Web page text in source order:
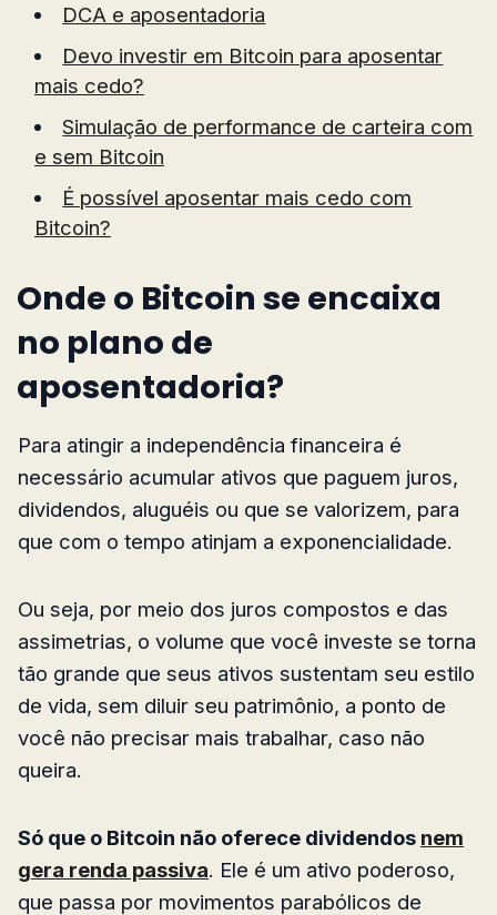
DCA e aposentadoria
Devo investir em Bitcoin para aposentar
mais cedo?
Simulação de performance de carteira com
e sem Bitcoin
É possível aposentar mais cedo com
Bitcoin?
Onde o Bitcoin se encaixa
no plano de
aposentadoria?
Para atingir a independência financeira é
necessário acumular ativos que paguem juros,
dividendos, aluguéis ou que se valorizem, para
que com o tempo atinjam a exponencialidade.
Ou seja, por meio dos juros compostos e das
assimetrias, o volume que você investe se torna
tão grande que seus ativos sustentam seu estilo
de vida, sem diluir seu patrimônio, a ponto de
você não precisar mais trabalhar, caso não
queira.
Só que o Bitcoin não oferece dividendos nem
gera renda passiva. Ele é um ativo poderoso,
que passa por movimentos parabólicos de